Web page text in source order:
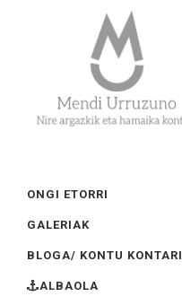
ONGI ETORRI
GALERIAK
BLOGA/ KONTU KONTARI
ALBAOLA